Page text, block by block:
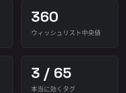
360
ウィッシュリスト中央値
3 / 65
本当に効くタグ